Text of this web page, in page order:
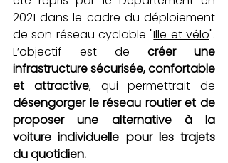
2021 dans le cadre du déploiement
de son réseau cyclable "Ille et vélo".
L’objectif est de créer une
infrastructure sécurisée, confortable
et attractive
désengorger le réseau routier et de
proposer une alternative à la
voiture individuelle pour les trajets
du quotidien.